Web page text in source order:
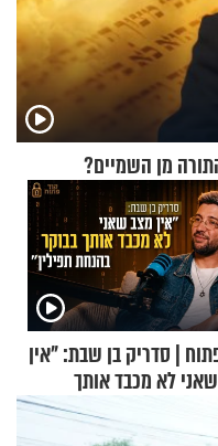
מן השמיים?
| סדריק בן שבת: "אין
לא מכבד אותך
בהנחת תפילין"